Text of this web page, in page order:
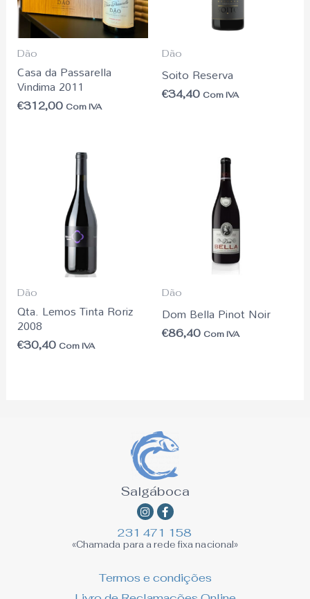
Dão
Casa da Passarella
Vindima 2011
€312,00 Com IVA
Dão
Soito Reserva
€34,40 Com IVA
Dão
Qta. Lemos Tinta Roriz
2008
€30,40 Com IVA
Dão
Dom Bella Pinot Noir
€86,40 Com IVA
Termos e condições
Salgáboca
Instagram
Facebook-
f
231 471 158
«Chamada para a rede fixa nacional»